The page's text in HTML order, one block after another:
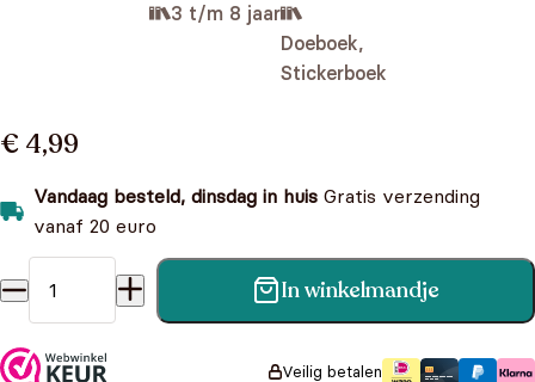
3 t/m 8 jaar
Doeboek,
Stickerboek
€ 4,99
Vandaag besteld, dinsdag in huis Gratis verzending
vanaf 20 euro
Interessante insecten - stickers, puzzels, activiteiten aantal
In winkelmandje
Veilig betalen